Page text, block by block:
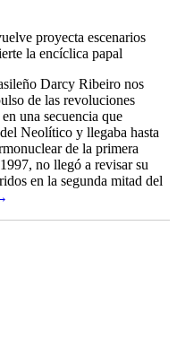
proyecta escenarios
la encíclica papal
Darcy Ribeiro nos
de las revoluciones
una secuencia que
Neolítico y llegaba hasta
de la primera
no llegó a revisar su
en la segunda mitad del